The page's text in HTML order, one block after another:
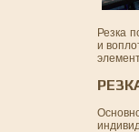
Резка
и